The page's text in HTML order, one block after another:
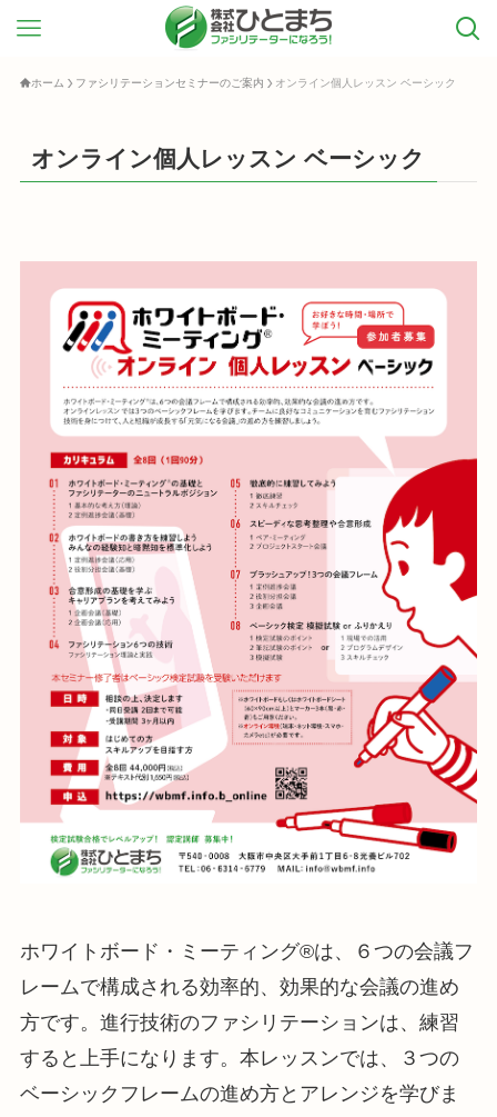
ホーム ファシリテーションセミナーのご案内 オンライン個人レッスン ベーシック
オンライン個人レッスン ベーシック
ホワイトボード・ミーティング®は、６つの会議フ
レームで構成される効率的、効果的な会議の進め
方です。進行技術のファシリテーションは、練習
すると上手になります。本レッスンでは、３つの
ベーシックフレームの進め方とアレンジを学びま